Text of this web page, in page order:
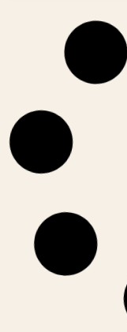
בעיקר פירות